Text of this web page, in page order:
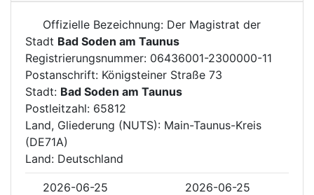
Offizielle Bezeichnung: Der Magistrat der
Stadt Bad Soden am Taunus
Registrierungsnummer: 06436001-2300000-11
Postanschrift: Königsteiner Straße 73
Stadt: Bad Soden am Taunus
Postleitzahl: 65812
Land, Gliederung (NUTS): Main-Taunus-Kreis
(DE71A)
Land: Deutschland
2026-06-25
2026-06-25